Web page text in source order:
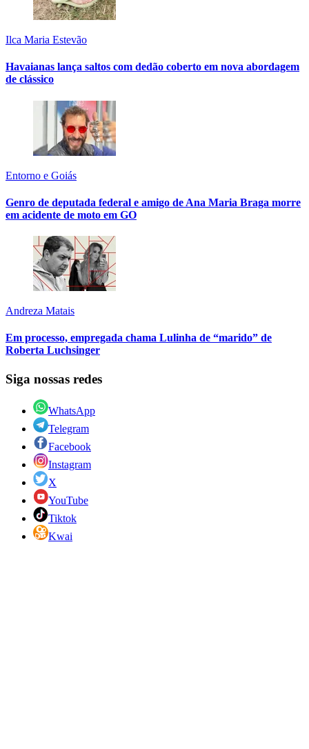
Ilca Maria Estevão
Havaianas lança saltos com dedão coberto em nova abordagem
de clássico
Entorno e Goiás
Genro de deputada federal e amigo de Ana Maria Braga morre
em acidente de moto em GO
Andreza Matais
Em processo, empregada chama Lulinha de “marido” de
Roberta Luchsinger
Siga nossas redes
WhatsApp
Telegram
Facebook
Instagram
X
YouTube
Tiktok
Kwai